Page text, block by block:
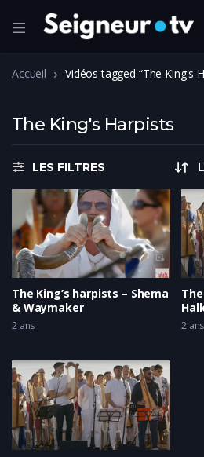
Accueil Vidéos tagged “The King's
The King's Harpists
LES FILTRES
The King’s harpists – Shema
& Waymaker
2 ans 2 ans